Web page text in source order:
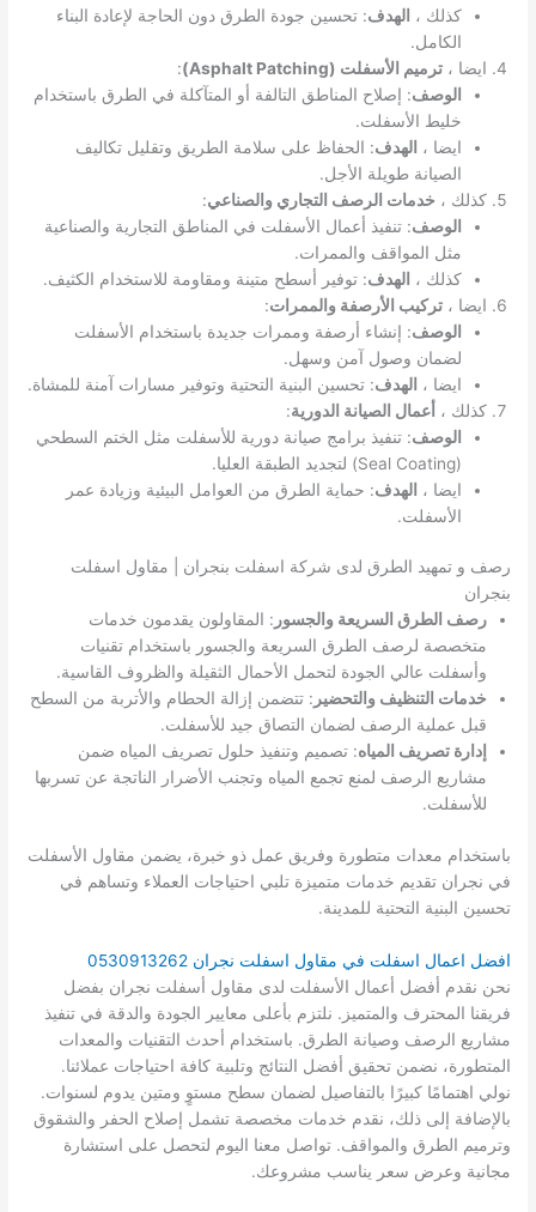
كذلك ، الهدف: تحسين جودة الطرق دون الحاجة لإعادة البناء
الكامل.
ايضا ،ترميم الأسفلت (Asphalt Patching)
:
الوصف: إصلاح المناطق التالفة أو المتآكلة في الطرق باستخدام
خليط الأسفلت.
ايضا ، الهدف: الحفاظ على سلامة الطريق وتقليل تكاليف
الصيانة طويلة الأجل.
كذلك ، خدمات الرصف التجاري والصناعي:
الوصف: تنفيذ أعمال الأسفلت في المناطق التجارية والصناعية
مثل المواقف والممرات.
كذلك ، الهدف: توفير أسطح متينة ومقاومة للاستخدام الكثيف.
ايضا ،تركيب الأرصفة والممرات:
الوصف: إنشاء أرصفة وممرات جديدة باستخدام الأسفلت
لضمان وصول آمن وسهل.
ايضا ، الهدف: تحسين البنية التحتية وتوفير مسارات آمنة للمشاة.
كذلك ، أعمال الصيانة الدورية:
الوصف: تنفيذ برامج صيانة دورية للأسفلت مثل الختم السطحي
(Seal Coating) لتجديد الطبقة العليا.
ايضا ، الهدف: حماية الطرق من العوامل البيئية وزيادة عمر
الأسفلت.
رصف و تمهيد الطرق لدى شركة اسفلت بنجران | مقاول اسفلت
بنجران
رصف الطرق السريعة والجسور : المقاولون يقدمون خدمات
متخصصة لرصف الطرق السريعة والجسور باستخدام تقنيات
وأسفلت عالي الجودة لتحمل الأحمال الثقيلة والظروف القاسية.
خدمات التنظيف والتحضير : تتضمن إزالة الحطام والأتربة من السطح
قبل عملية الرصف لضمان التصاق جيد للأسفلت.
إدارة تصريف المياه: تصميم وتنفيذ حلول تصريف المياه ضمن
مشاريع الرصف لمنع تجمع المياه وتجنب الأضرار الناتجة عن تسربها
للأسفلت.
باستخدام معدات متطورة وفريق عمل ذو خبرة، يضمن مقاول الأسفلت
في نجران تقديم خدمات متميزة تلبي احتياجات العملاء وتساهم في
تحسين البنية التحتية للمدينة.
افضل اعمال اسفلت في مقاول اسفلت نجران 0530913262
نحن نقدم أفضل أعمال الأسفلت لدى مقاول أسفلت نجران بفضل
فريقنا المحترف والمتميز. نلتزم بأعلى معايير الجودة والدقة في تنفيذ
مشاريع الرصف وصيانة الطرق. باستخدام أحدث التقنيات والمعدات
المتطورة، نضمن تحقيق أفضل النتائج وتلبية كافة احتياجات عملائنا.
نولي اهتمامًا كبيرًا بالتفاصيل لضمان سطح مستوٍ ومتين يدوم لسنوات.
بالإضافة إلى ذلك، نقدم خدمات مخصصة تشمل إصلاح الحفر والشقوق
وترميم الطرق والمواقف. تواصل معنا اليوم لتحصل على استشارة
مجانية وعرض سعر يناسب مشروعك.